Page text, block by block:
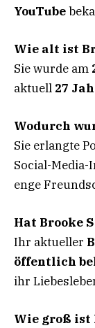
YouTube
Wie alt ist
Sie wurde am
aktuell 27
Wodurch
Sie erlangte
Social-
enge
Hat Brooke
Ihr aktueller
öffentlich
ihr
Wie groß ist